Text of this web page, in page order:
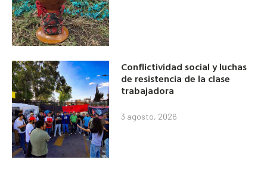
Conflictividad social y luchas
de resistencia de la clase
trabajadora
3 agosto, 2026